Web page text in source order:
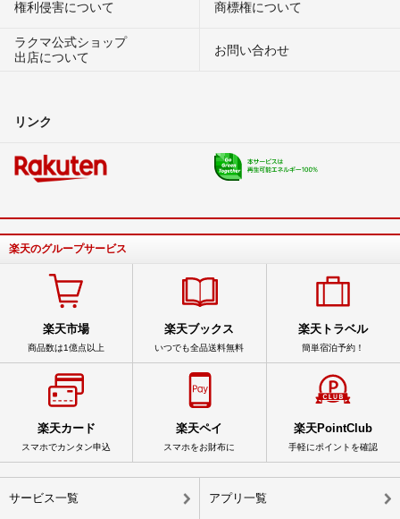
権利侵害について
商標権について
ラクマ公式ショップ
出店について
お問い合わせ
リンク
楽天のグループサービス
楽天市場
商品数は1億点以上
楽天ブックス
いつでも全品送料無料
楽天トラベル
簡単宿泊予約！
楽天カード
スマホでカンタン申込
楽天ペイ
スマホをお財布に
楽天PointClub
手軽にポイントを確認
サービス一覧 アプリ一覧